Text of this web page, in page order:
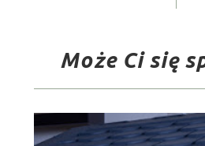
Może Ci się